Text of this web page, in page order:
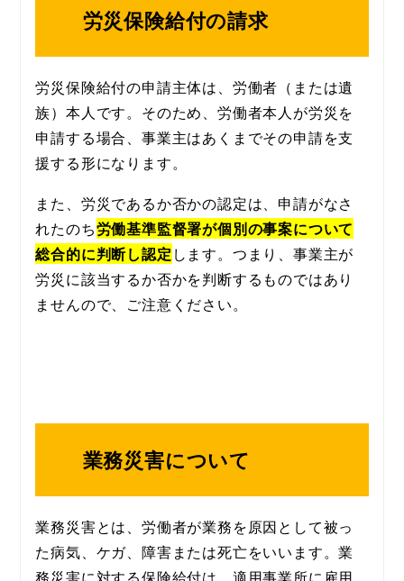
労災保険給付の請求
労災保険給付の申請主体は、労働者（または遺
族）本人です。そのため、労働者本人が労災を
申請する場合、事業主はあくまでその申請を支
援する形になります。
また、労災であるか否かの認定は、申請がなさ
れたのち労働基準監督署が個別の事案について
総合的に判断し認定 します。つまり、事業主が
労災に該当するか否かを判断するものではあり
ませんので、ご注意ください。
業務災害について
業務災害とは、労働者が業務を原因として被っ
た病気、ケガ、障害または死亡をいいます。業
務災害に対する保険給付は、適用事業所に雇用